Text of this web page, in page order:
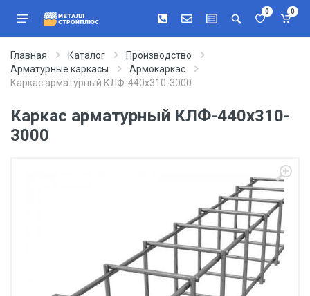
0 0
Главная Каталог
Производство
Арматурные каркасы
Армокаркас
Каркас арматурный КЛФ-440х310-3000
Каркас арматурный КЛФ-440х310-
3000